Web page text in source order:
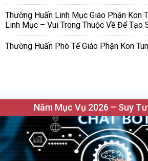
Thường Huấn Linh Mục Giáo Phận Kon
Linh Mục – Vui Trong Thuộc Về Để Tạo
Thường Huấn Phó Tế Giáo Phận Kon
Năm Mục Vụ 2026 – Suy